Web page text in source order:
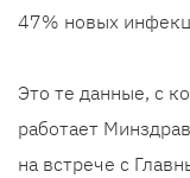
47% новых
Это те данные, с
работает
на встрече с